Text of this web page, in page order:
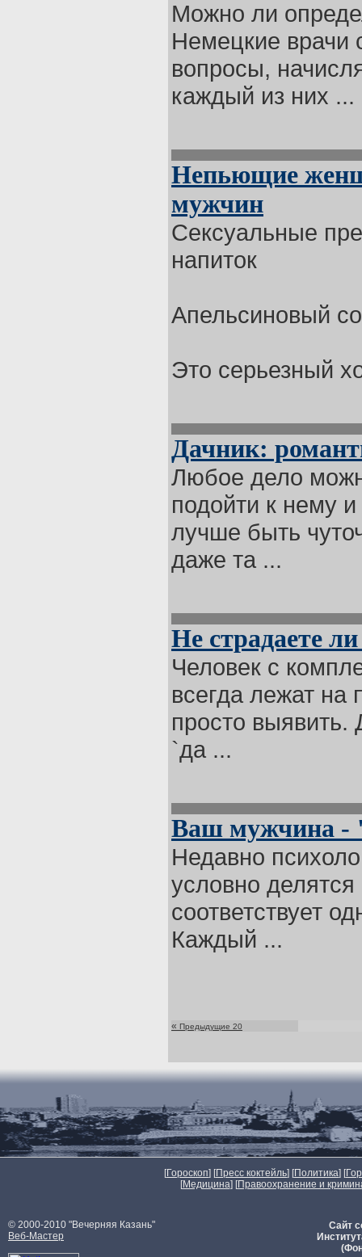
Можно ли
Немецкие врачи
вопросы,
каждый из них ...
Непьющие
мужчин
Сексуальные
напиток
Апельсиновый
Это серьезный
Дачник:
Любое дело
подойти к нему
лучше быть
даже та ...
Не страдаете
Человек с
всегда лежат на
просто выявить.
`да ...
Ваш мужчина -
Недавно
условно
соответствует
Каждый ...
« Предыдущие 20
[Гороскоп] [Пресс коктейль] [Политика] [
[Медицина] [Правоохранение и
© 2000-2010 "Вечерняя Казань"
Веб-Мастер
Сайт